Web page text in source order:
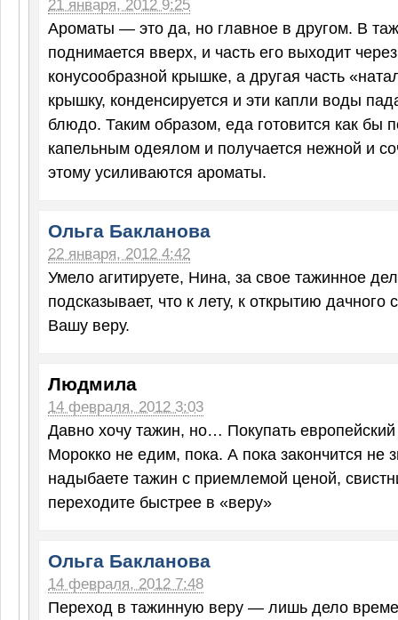
21 января, 2012 9:25
Ароматы — это да, но главное в другом. В
поднимается вверх, и часть его выходит
конусообразной крышке, а другая часть
крышку, конденсируется и эти капли воды
блюдо. Таким образом, еда готовится как бы
капельным одеялом и получается нежной и
этому усиливаются ароматы.
Ольга Бакланова
22 января, 2012 4:42
Умело агитируете, Нина, за свое тажинное
подсказывает, что к лету, к открытию дачного
Вашу веру.
Людмила
14 февраля, 2012 3:03
Давно хочу тажин, но… Покупать
Морокко не едим, пока. А пока закончится не
надыбаете тажин с приемлемой ценой,
переходите быстрее в «веру»
Ольга Бакланова
14 февраля, 2012 7:48
Переход в тажинную веру — лишь дело